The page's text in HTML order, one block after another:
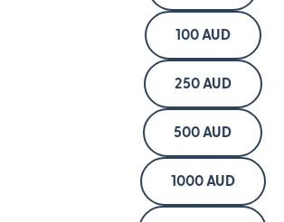
100 AUD
250 AUD
500 AUD
1000 AUD